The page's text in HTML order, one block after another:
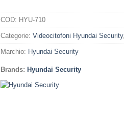
COD: HYU-710
Categorie: Videocitofoni Hyundai Security,
Marchio: Hyundai Security
Brands: Hyundai Security